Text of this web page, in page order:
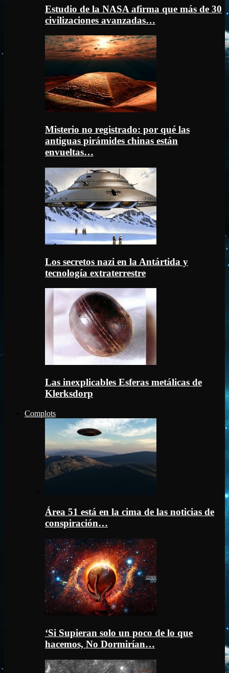
Estudio de la NASA afirma que más de 30
civilizaciones avanzadas…
Misterio no registrado: por qué las
antiguas pirámides chinas están
envueltas…
Los secretos nazi en la Antártida y
tecnología extraterrestre
Las inexplicables Esferas metálicas de
Klerksdorp
Complots
Área 51 está en la cima de las noticias de
conspiración…
‘Si Supieran solo un poco de lo que
hacemos, No Dormirían…